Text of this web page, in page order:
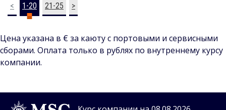
< 1-20 21-25 >
Цена указана в € за каюту с портовыми и сервисными
сборами. Оплата только в рублях по внутреннему курсу
компании.